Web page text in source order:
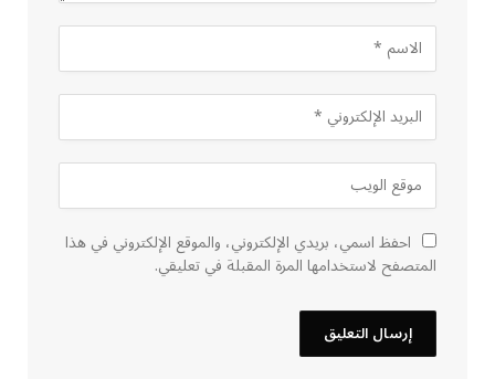
احفظ اسمي، بريدي الإلكتروني، والموقع الإلكتروني في هذا
المتصفح لاستخدامها المرة المقبلة في تعليقي.